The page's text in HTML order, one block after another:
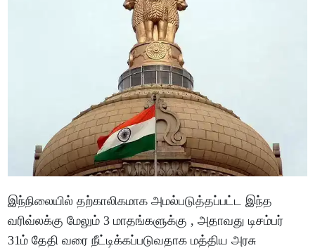
இந்நிலையில் தற்காலிகமாக அமல்படுத்தப்பட்ட இந்த
வரிவ்லக்கு மேலும் 3 மாதங்களுக்கு , அதாவது டிசம்பர்
31ம் தேதி வரை நீட்டிக்கப்படுவதாக மத்திய அரசு